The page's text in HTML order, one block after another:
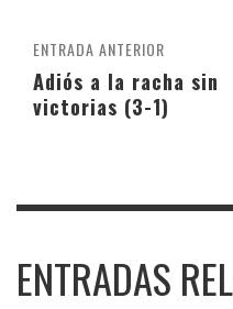
ENTRADA ANTERIOR
Adiós a la racha sin
victorias (3-1)
ENTRADAS